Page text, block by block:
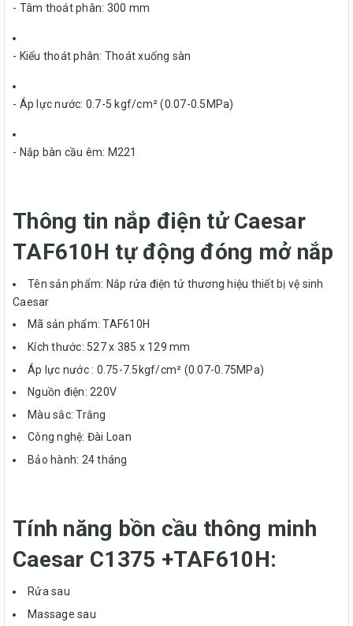
- Tâm thoát phân: 300 mm
- Kiểu thoát phân: Thoát xuống sàn
- Áp lực nước: 0.7-5 kgf/cm² (0.07-0.5MPa)
- Nắp bàn cầu êm: M221
Thông tin nắp điện tử Caesar
TAF610H tự động đóng mở nắp
Tên sản phẩm: Nắp rửa điện tử thương hiệu thiết bị vệ sinh
Caesar
Mã sản phẩm: TAF610H
Kích thước: 527 x 385 x 129 mm
Áp lực nước : 0.75-7.5kgf/cm² (0.07-0.75MPa)
Nguồn điện: 220V
Màu sắc: Trắng
Công nghệ: Đài Loan
Bảo hành: 24 tháng
Tính năng bồn cầu thông minh
Caesar C1375 +TAF610H:
Rửa sau
Massage sau